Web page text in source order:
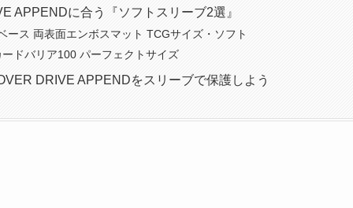
APPENDに合う『ソフトスリーブ2選』
ース 両表面エンボスマット TCGサイズ・ソフト
ドバリア100 パーフェクトサイズ
DRIVE APPENDをスリーブで保護しよう